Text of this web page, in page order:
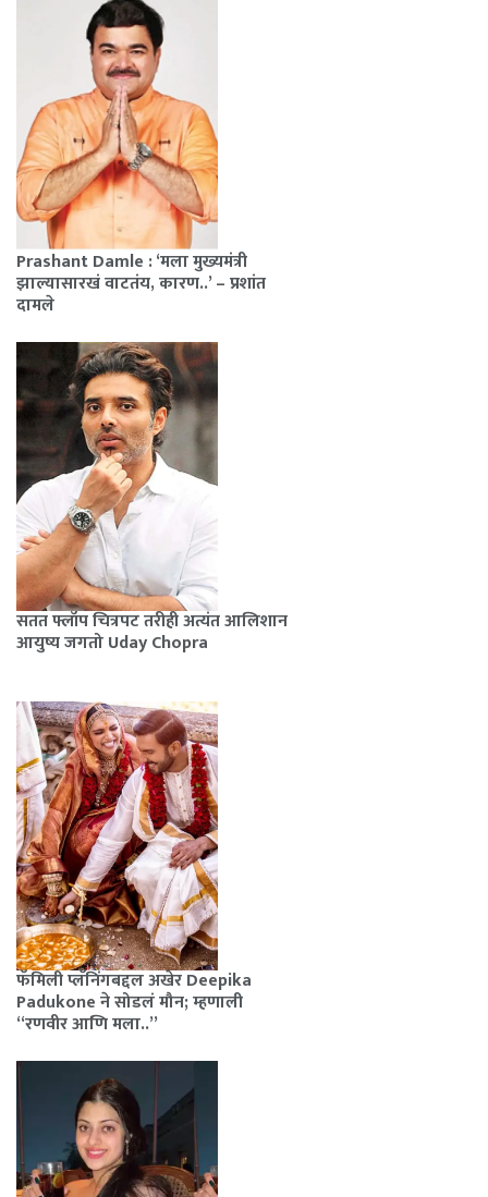
Prashant Damle : ‘मला मुख्यमंत्री
झाल्यासारखं वाटतंय, कारण..’ – प्रशांत
दामले
सतत फ्लॉप चित्रपट तरीही अत्यंत आलिशान
आयुष्य जगतो Uday Chopra
फॅमिली प्लॅनिंगबद्दल अखेर Deepika
Padukone ने सोडलं मौन; म्हणाली
“रणवीर आणि मला..”